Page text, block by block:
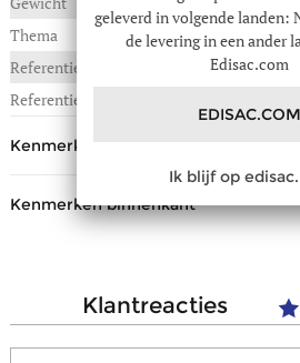
Thema
Referentie :
709-
Referentie fabrikant
Kenmerken buitenkant
Materiaal/Look
Draagtype
Kenmerken binnenkant
Aantal zakjes met ritssluiting
Samenstelling
klantreacties
geleverd in volgende landen:
de levering in een ander
Edisac.com
EDISAC.COM
Ik blijf op